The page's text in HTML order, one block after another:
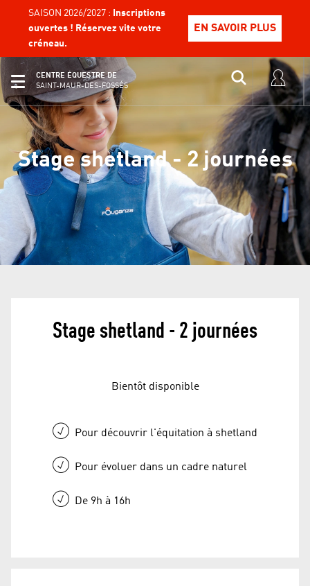
SAISON 2026/2027 :
Inscriptions
ouvertes ! Réservez vite votre
créneau.
EN SAVOIR PLUS
CENTRE ÉQUESTRE DE
SAINT-MAUR-DES-FOSSÉS
Stage shetland - 2 journées
Stage shetland - 2 journées
Bientôt disponible
Pour découvrir l'équitation à shetland
Pour évoluer dans un cadre naturel
De 9h à 16h